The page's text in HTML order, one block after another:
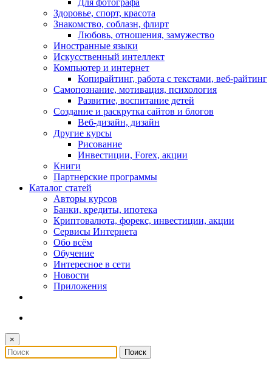
Здоровье, спорт, красота
Знакомство, соблазн, флирт
Любовь, отношения, замужество
Иностранные языки
Искусственный интеллект
Компьютер и интернет
Копирайтинг, работа с текстами, веб-райтинг
Самопознание, мотивация, психология
Развитие, воспитание детей
Создание и раскрутка сайтов и блогов
Веб-дизайн, дизайн
Другие курсы
Рисование
Инвестиции, Forex, акции
Книги
Партнерские программы
Каталог статей
Авторы курсов
Банки, кредиты, ипотека
Криптовалюта, форекс, инвестиции, акции
Сервисы Интернета
Обо всём
Обучение
Интересное в сети
Новости
Приложения
×